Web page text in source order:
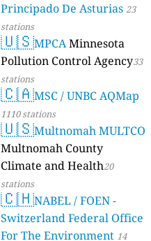
Principado De Asturias 23
stations
🇺🇸MPCAMinnesota
Pollution Control Agency33
stations
🇨🇦MSC / UNBC AQMap
1110 stations
🇺🇸Multnomah MULTCO
Multnomah County
Climate and Health20
stations
🇨🇭NABEL / FOEN -
Switzerland Federal Office
For The Environment 14